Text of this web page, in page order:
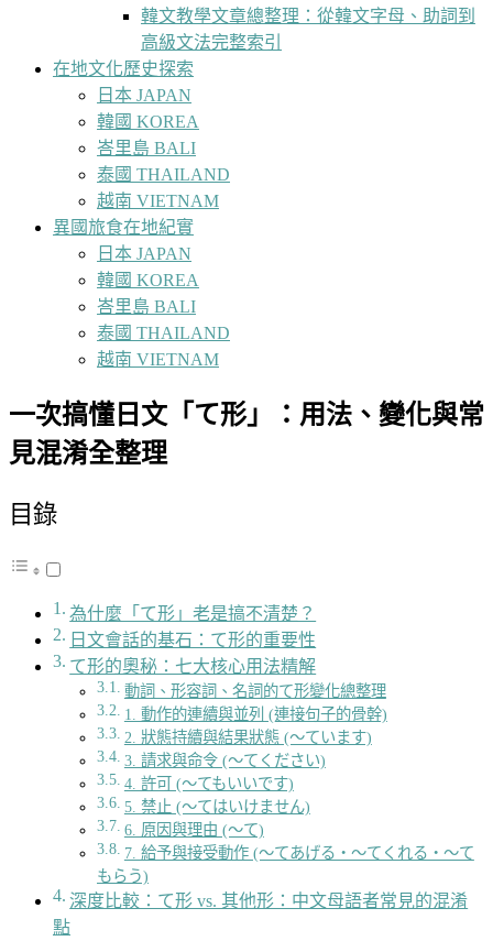
韓文教學文章總整理：從韓文字母、助詞到
高級文法完整索引
在地文化歷史探索
日本 JAPAN
韓國 KOREA
峇里島 BALI
泰國 THAILAND
越南 VIETNAM
異國旅食在地紀實
日本 JAPAN
韓國 KOREA
峇里島 BALI
泰國 THAILAND
越南 VIETNAM
一次搞懂日文「て形」：用法、變化與常
見混淆全整理
目錄
為什麼「て形」老是搞不清楚？
日文會話的基石：て形的重要性
て形的奧秘：七大核心用法精解
動詞、形容詞、名詞的て形變化總整理
1. 動作的連續與並列 (連接句子的骨幹)
2. 狀態持續與結果狀態 (〜ています)
3. 請求與命令 (〜てください)
4. 許可 (〜てもいいです)
5. 禁止 (〜てはいけません)
6. 原因與理由 (〜て)
7. 給予與接受動作 (〜てあげる・〜てくれる・〜て
もらう)
深度比較：て形 vs. 其他形：中文母語者常見的混淆
點